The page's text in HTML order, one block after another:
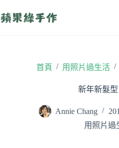
至
首頁 / 用照片過生活 /
新年新髮型
Annie Chang
用照片過